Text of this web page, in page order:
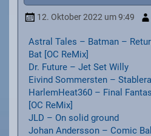
12. Oktober 2022um 9:49
Astral Tales – Batman –
Bat [OC ReMix]
Dr. Future – Jet Set Willy
Eivind Sommersten –
HarlemHeat360 – Final
[OC ReMix]
JLD – On solid ground
Johan Andersson – Comic